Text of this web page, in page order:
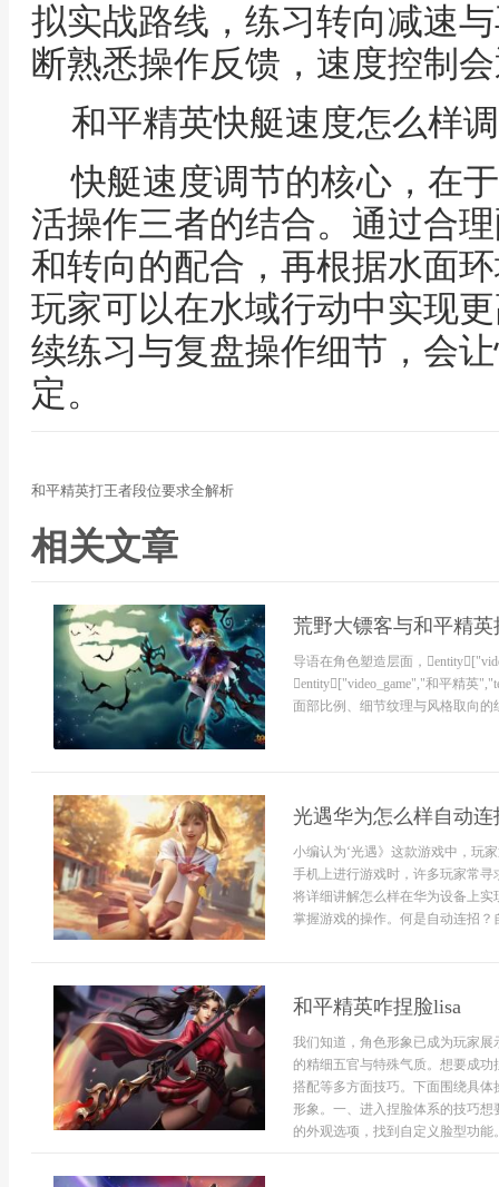
拟实战路线，练习转向减速
断熟悉操作反馈，速度控制
和平精英快艇速度怎么样
快艇速度调节的核心，在
活操作三者的结合。通过合
和转向的配合，再根据水面
玩家可以在水域行动中实现
续练习与复盘操作细节，会
定。
和平精英打王者段位要求全解析
相关文章
荒野大镖客与和平精
导语在角色塑造层面，
entity["video_game","和平精英
面部比例、细节纹理与风格取向
光遇华为怎么样自动
小编认为‘光遇》这款游戏中，玩
手机上进行游戏时，许多玩家常
将详细讲解怎么样在华为设备上
掌握游戏的操作。何是自动连招
和平精英咋捏脸lisa
我们知道，角色形象已成为玩家
的精细五官与特殊气质。想要成
搭配等多方面技巧。下面围绕具
形象。一、进入捏脸体系的技巧
的外观选项，找到自定义脸型功能